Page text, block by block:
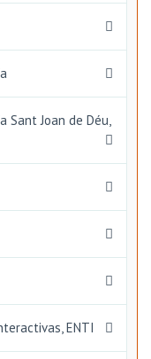
Sant Joan de Déu,
ENTI